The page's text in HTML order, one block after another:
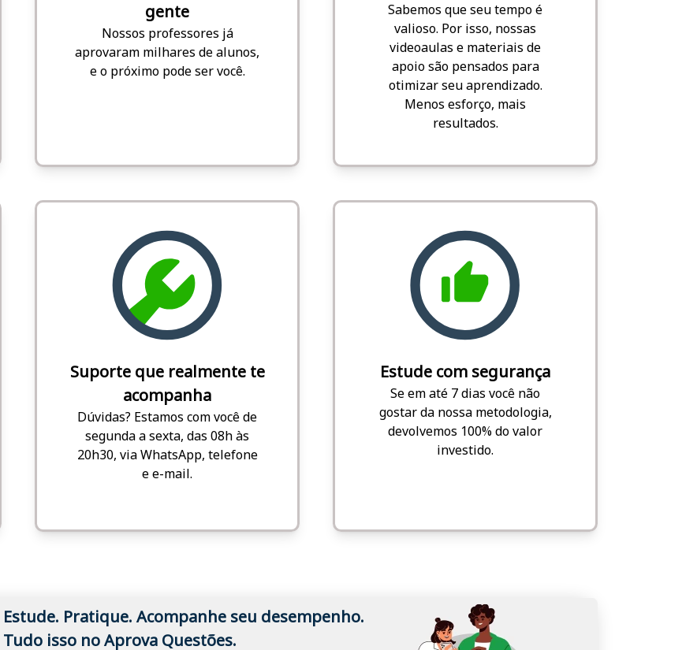
gente
Nossos professores já
aprovaram milhares de alunos,
e o próximo pode ser você.
Sabemos que seu tempo é
valioso. Por isso, nossas
videoaulas e materiais de
apoio são pensados para
otimizar seu aprendizado.
Menos esforço, mais
resultados.
Suporte que realmente te
acompanha
Dúvidas? Estamos com você de
segunda a sexta, das 08h às
20h30, via WhatsApp, telefone
e e-mail.
Estude com segurança
Se em até 7 dias você não
gostar da nossa metodologia,
devolvemos 100% do valor
investido.
Estude. Pratique. Acompanhe seu desempenho.
Tudo isso no Aprova Questões.